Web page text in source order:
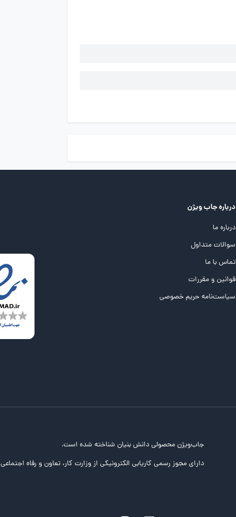
درباره جاب ویژن
درباره ما
سوالات متداول
تماس با ما
قوانین و مقررات
سیاست‌نامه حریم خصوصی
جاب‌ویژن محصولی دانش بنیان شناخته شده است.
دارای مجوز رسمی کاریابی الکترونیکی از وزارت کار، تعاون و رفاه اجتماعی